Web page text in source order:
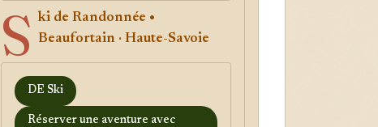
S ki de Randonnée •
Beaufortain · Haute-Savoie
DE Ski
Réserver une aventure avec